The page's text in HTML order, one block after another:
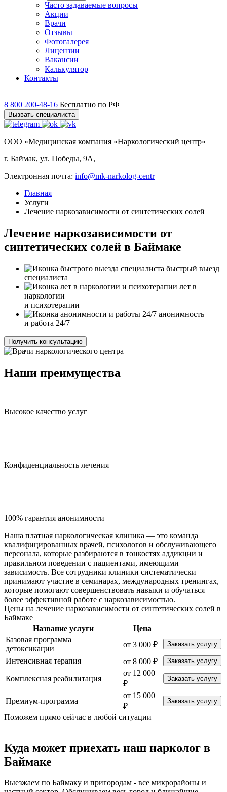
Часто задаваемые вопросы
Акции
Врачи
Отзывы
Фотогалерея
Лицензии
Вакансии
Калькулятор
Контакты
8 800 200-48-16 Бесплатно по РФ
Вызвать специалиста
ООО «Медицинская компания «Наркологический центр»
г. Баймак, ул. Победы, 9А,
Электронная почта: info@mk-narkolog-centr
Главная
Услуги
Лечение наркозависимости от синтетических солей
Лечение наркозависимости от
синтетических солей в Баймаке
быстрый выезд
специалиста
лет в
наркологии
и психотерапии
анонимность
и работа 24/7
Получить консультацию
Наши преимущества
Высокое качество услуг
Конфиденциальность лечения
100% гарантия анонимности
Наша платная наркологическая клиника — это команда
квалифицированных врачей, психологов и обслуживающего
персонала, которые разбираются в тонкостях аддикции и
правильном поведении с пациентами, имеющими
зависимость. Все сотрудники клиники систематически
принимают участие в семинарах, международных тренингах,
которые помогают совершенствовать навыки и обучаться
более эффективной работе с наркозависимостью.
Цены на лечение наркозависимости от синтетических солей в
Баймаке
Название услуги
Цена
Базовая программа
детоксикации
от 3 000 ₽ Заказать услугу
Интенсивная терапия от 8 000 ₽ Заказать услугу
Комплексная реабилитация
от 12 000
₽
Заказать услугу
Премиум-программа
от 15 000
₽
Заказать услугу
Поможем прямо сейчас в любой ситуации
Куда может приехать наш нарколог в
Баймаке
Выезжаем по Баймаку и пригородам - все микрорайоны и